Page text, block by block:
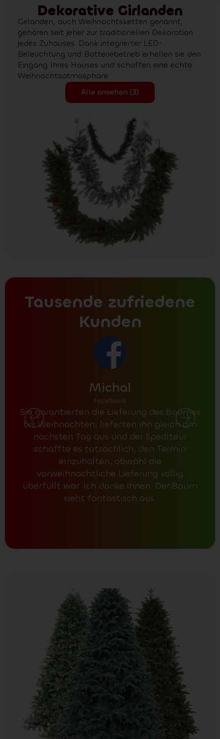
Dekorative Girlanden
Girlanden, auch Weihnachtsketten genannt,
gehören seit jeher zur traditionellen Dekoration
jedes Zuhauses. Dank integrierter LED-
Beleuchtung und Batteriebetrieb erhellen sie den
Eingang Ihres Hauses und schaffen eine echte
Weihnachtsatmosphäre.
Alle ansehen (3)
Tausende zufriedene
Kunden
Michal
facebook
Sie garantierten die Lieferung des Baumes
bis Weihnachten, lieferten ihn gleich am
nächsten Tag aus und der Spediteur
schaffte es tatsächlich, den Termin
einzuhalten, obwohl die
vorweihnachtliche Lieferung völlig
überfüllt war. Ich danke Ihnen. Der Baum
sieht fantastisch aus.